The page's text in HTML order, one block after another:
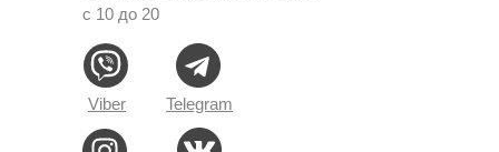
с 10 до 20
Telegram
Viber